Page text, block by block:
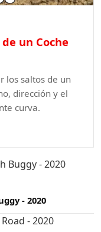
un Coche
los saltos de un
dirección y el
curva.
- 2020